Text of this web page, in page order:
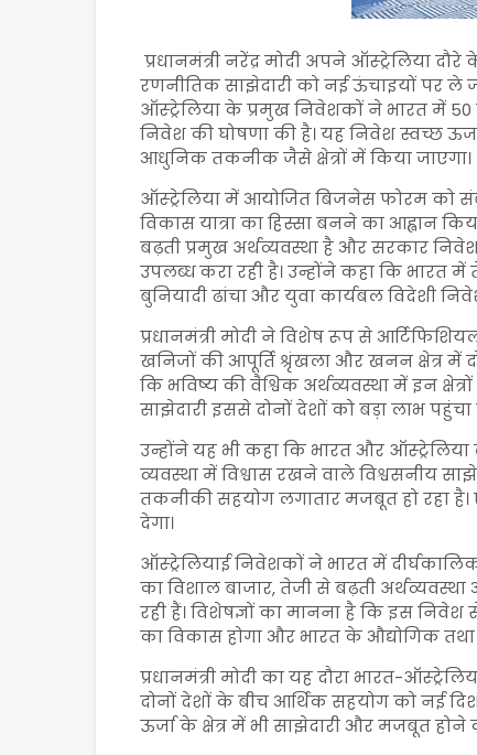
प्रधानमंत्री नरेंद्र मोदी अपने ऑस्ट्रेलिया
रणनीतिक साझेदारी को नई ऊंचाइयों पर ले
ऑस्ट्रेलिया के प्रमुख निवेशकों ने भारत में
निवेश की घोषणा की है। यह निवेश स्वच्छ
आधुनिक तकनीक जैसे क्षेत्रों में किया जाएगा।
ऑस्ट्रेलिया में आयोजित बिजनेस फोरम को
विकास यात्रा का हिस्सा बनने का आह्वान
बढ़ती प्रमुख अर्थव्यवस्था है और सरकार
उपलब्ध करा रही है। उन्होंने कहा कि भारत
बुनियादी ढांचा और युवा कार्यबल विदेशी
प्रधानमंत्री मोदी ने विशेष रूप से
खनिजों की आपूर्ति श्रृंखला और खनन क्षेत्र में
कि भविष्य की वैश्विक अर्थव्यवस्था में इन
साझेदारी इससे दोनों देशों को बड़ा लाभ
उन्होंने यह भी कहा कि भारत और ऑस्ट्रेलिया
व्यवस्था में विश्वास रखने वाले विश्वसनीय
तकनीकी सहयोग लगातार मजबूत हो रहा
देगा।
ऑस्ट्रेलियाई निवेशकों ने भारत में
का विशाल बाजार, तेजी से बढ़ती
रही हैं। विशेषज्ञों का मानना है कि इस
का विकास होगा और भारत के औद्योगिक तथा
प्रधानमंत्री मोदी का यह दौरा भारत-
दोनों देशों के बीच आर्थिक सहयोग को नई
ऊर्जा के क्षेत्र में भी साझेदारी और मजबूत होने